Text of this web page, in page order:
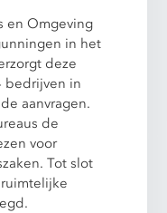
en Omgeving
in het
deze
bedrijven in
aanvragen.
de
voor
Tot slot